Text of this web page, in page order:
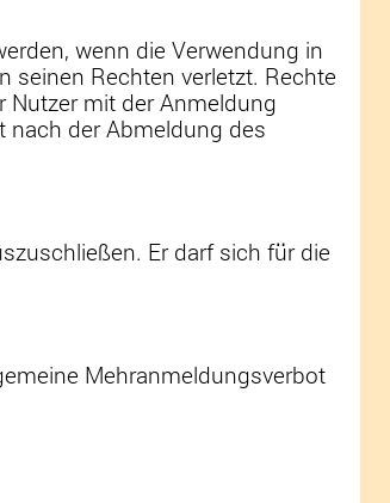
wenn die Verwendung in
seinen Rechten verletzt. Rechte
Nutzer mit der Anmeldung
nach der Abmeldung des
Er darf sich für die
Mehranmeldungsverbot